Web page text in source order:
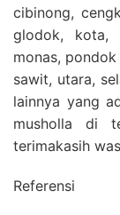
cibinong,
glodok, kota,
monas,
sawit, utara,
lainnya yang
musholla di
terimakasih
Referensi